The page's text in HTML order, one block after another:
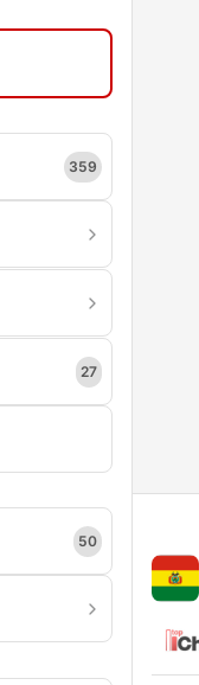
359
27
50